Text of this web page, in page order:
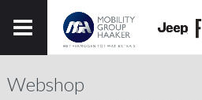
Webshop